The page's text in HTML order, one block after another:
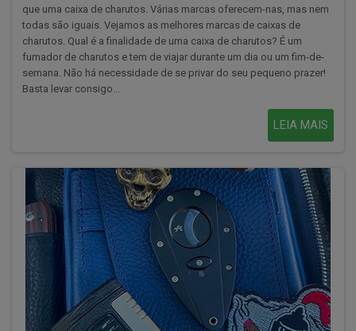
que uma caixa de charutos. Várias marcas oferecem-nas, mas nem
todas são iguais. Vejamos as melhores marcas de caixas de
charutos. Qual é a finalidade de uma caixa de charutos? É um
fumador de charutos e tem de viajar durante um dia ou um fim-de-
semana. Não há necessidade de se privar do seu pequeno prazer!
Basta levar consigo...
LEIA MAIS